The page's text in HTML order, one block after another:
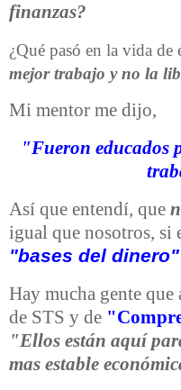
finanzas?
¿Qué pasó en la vida de
mejor trabajo y no la
Mi mentor me dijo,
"Fueron educados
Así que entendí, que
igual que nosotros, si
"bases del dinero"
Hay mucha gente que
de STS y de
"Ellos están aquí
mas estable